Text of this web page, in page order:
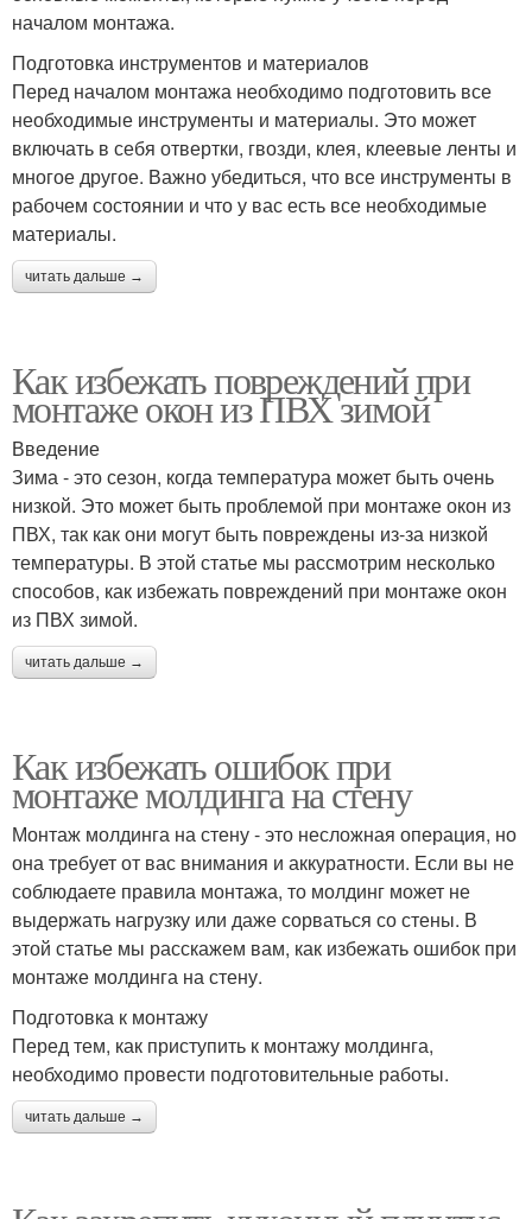
началом монтажа.
Подготовка инструментов и материалов
Перед началом монтажа необходимо подготовить все
необходимые инструменты и материалы. Это может
включать в себя отвертки, гвозди, клея, клеевые ленты и
многое другое. Важно убедиться, что все инструменты в
рабочем состоянии и что у вас есть все необходимые
материалы.
читать дальше →
Как избежать повреждений при
монтаже окон из ПВХ зимой
Введение
Зима - это сезон, когда температура может быть очень
низкой. Это может быть проблемой при монтаже окон из
ПВХ, так как они могут быть повреждены из-за низкой
температуры. В этой статье мы рассмотрим несколько
способов, как избежать повреждений при монтаже окон
из ПВХ зимой.
читать дальше →
Как избежать ошибок при
монтаже молдинга на стену
Монтаж молдинга на стену - это несложная операция, но
она требует от вас внимания и аккуратности. Если вы не
соблюдаете правила монтажа, то молдинг может не
выдержать нагрузку или даже сорваться со стены. В
этой статье мы расскажем вам, как избежать ошибок при
монтаже молдинга на стену.
Подготовка к монтажу
Перед тем, как приступить к монтажу молдинга,
необходимо провести подготовительные работы.
читать дальше →